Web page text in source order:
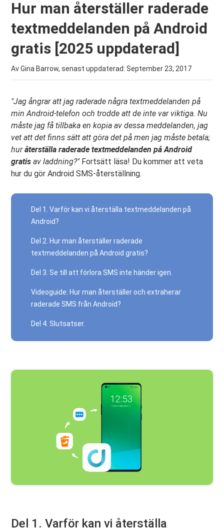
Hur man återställer raderade
textmeddelanden på Android
gratis [2025 uppdaterad]
Av Gina Barrow, senast uppdaterad:September 23, 2017
"Jag ångrar att jag raderade några textmeddelanden på
min Android-telefon och trodde att de inte var viktiga. Nu
måste jag få tillbaka en kopia av dessa meddelanden, jag
vet att det finns sätt att göra det på men jag måste betala;
huråterställa raderade textmeddelanden på Android
gratis av laddning?"Fortsätt läsa! Du kommer att veta
hur du gör Android SMS-återställning.
Del 1. Varför kan vi återställa textmeddelanden på
Android?
Del 2. Hur man återställer raderade
textmeddelanden på Android gratis?
Del 3. Se till att förlora SMS inte händer igen.
Videoguide: Hur man återställer och extraherar
raderade SMS från Android?
Del 4. Slutsatser.
Del 1. Varför kan vi återställa